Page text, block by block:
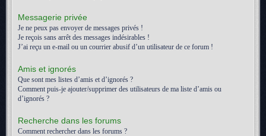
Messagerie privée
Je ne peux pas envoyer de messages privés !
Je reçois sans arrêt des messages indésirables !
J’ai reçu un e-mail ou un courrier abusif d’un utilisateur de ce forum !
Amis et ignorés
Que sont mes listes d’amis et d’ignorés ?
Comment puis-je ajouter/supprimer des utilisateurs de ma liste d’amis ou
d’ignorés ?
Recherche dans les forums
Comment rechercher dans les forums ?